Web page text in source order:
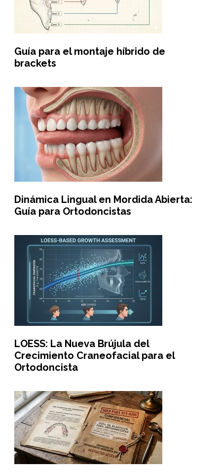
Guía para el montaje híbrido de
brackets
Dinámica Lingual en Mordida Abierta:
Guía para Ortodoncistas
LOESS: La Nueva Brújula del
Crecimiento Craneofacial para el
Ortodoncista